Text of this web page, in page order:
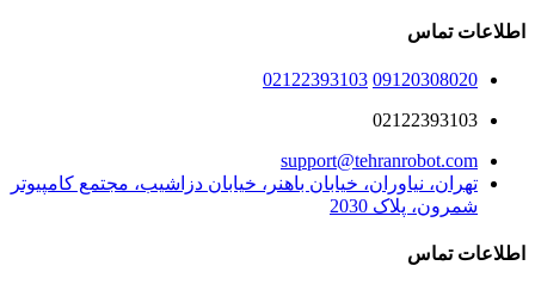
اطلاعات تماس
09120308020
02122393103
02122393103
support@tehranrobot.com
تهران، نیاوران، خیابان باهنر، خیابان دزاشیب، مجتمع کامپیوتر
شمرون، پلاک 2030
اطلاعات تماس